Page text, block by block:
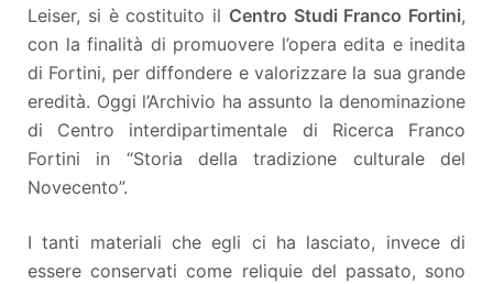
Leiser, si è costituito il Centro Studi Franco Fortini,
con la finalità di promuovere l’opera edita e inedita
di Fortini, per diffondere e valorizzare la sua grande
eredità. Oggi l’Archivio ha assunto la denominazione
di Centro interdipartimentale di Ricerca Franco
Fortini in “Storia della tradizione culturale del
Novecento”.
I tanti materiali che egli ci ha lasciato, invece di
essere conservati come reliquie del passato, sono